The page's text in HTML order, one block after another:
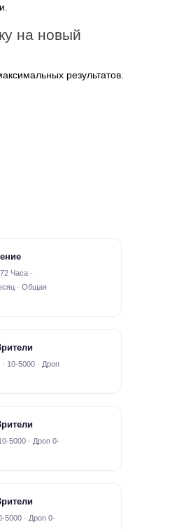
на новый
результатов.
Часа ·
· Общая
10-5000 · Дроп
5000 · Дроп 0-
5000 · Дроп 0-